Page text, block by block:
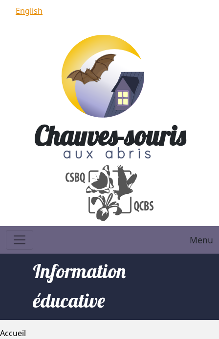
Aller au contenu principal
English
Chauves-souris
aux abris
Menu
Information
éducative
Fil d'Ariane
Accueil